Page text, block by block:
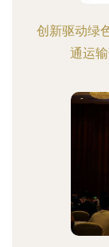
创新驱动绿
通运